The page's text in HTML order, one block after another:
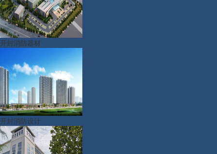
开封消防器材
开封消防设计